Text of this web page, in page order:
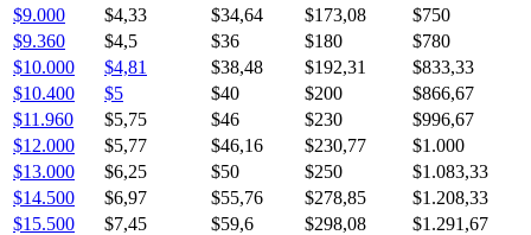
$9.000
$4,33 $34,64 $173,08
$750
$9.360
$4,5 $36 $180
$780
$10.000
$4,81 $38,48 $192,31
$833,33
$10.400
$5 $40 $200
$866,67
$11.960
$5,75 $46 $230
$996,67
$12.000
$5,77 $46,16 $230,77
$1.000
$13.000
$6,25 $50 $250
$1.083,33
$14.500
$6,97 $55,76 $278,85
$1.208,33
$15.500
$7,45 $59,6 $298,08
$1.291,67